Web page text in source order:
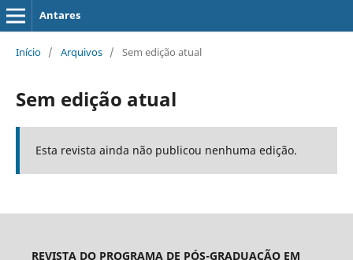
Antares
Início / Arquivos / Sem edição atual
Sem edição atual
Esta revista ainda não publicou nenhuma edição.
REVISTA DO PROGRAMA DE PÓS-GRADUAÇÃO EM